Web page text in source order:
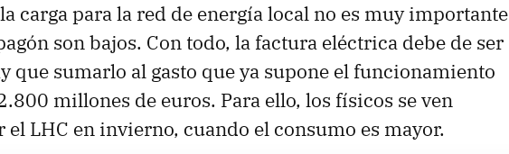
carga para la red de energía local no es muy importante
son bajos. Con todo, la factura eléctrica debe de ser
que sumarlo al gasto que ya supone el funcionamiento
millones de euros. Para ello, los físicos se ven
el LHC en invierno, cuando el consumo es mayor.